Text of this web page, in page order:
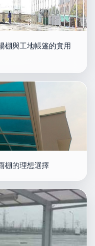
棚與工地帳篷的實用
棚的理想選擇